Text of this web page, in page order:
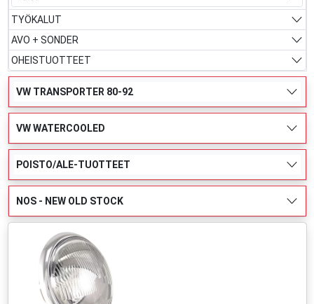
TYÖKALUT
AVO + SONDER
OHEISTUOTTEET
VW TRANSPORTER 80-92
VW WATERCOOLED
POISTO/ALE-TUOTTEET
NOS - NEW OLD STOCK